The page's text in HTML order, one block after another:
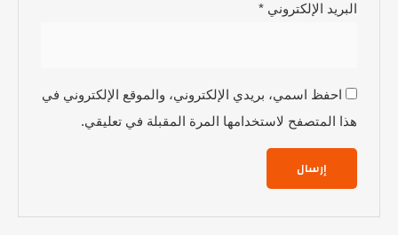
البريد الإلكتروني*
احفظ اسمي، بريدي الإلكتروني، والموقع الإلكتروني في
هذا المتصفح لاستخدامها المرة المقبلة في تعليقي.